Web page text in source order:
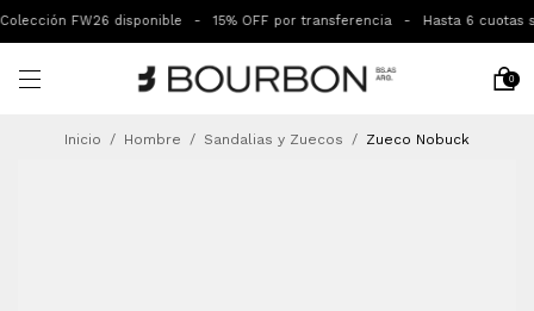
FW26 disponible - 15% OFF por transferencia - Hasta 6 cuotas
0
Inicio / Hombre / Sandalias y Zuecos / Zueco Nobuck